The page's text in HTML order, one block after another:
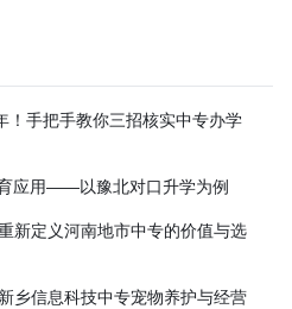
！手把手教你三招核实中专办学
应用——以豫北对口升学为例
新定义河南地市中专的价值与选
乡信息科技中专宠物养护与经营